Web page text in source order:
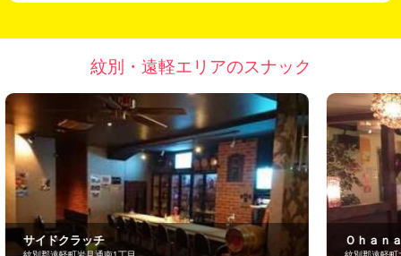
紋別・遠軽エリアのスナック
Ｏｈａｎａ